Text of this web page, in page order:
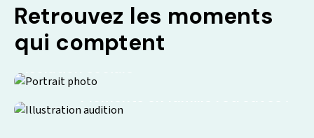
Retrouvez les moments
qui comptent